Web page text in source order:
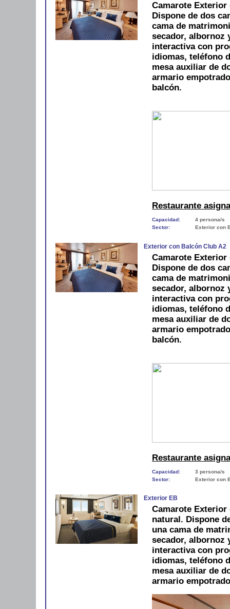
Camarote
Dispone de dos
cama de
secador, albornoz
interactiva con
idiomas, teléfono
mesa auxiliar de
armario
balcón.
Restaurante
Capacidad:
4 persona/s
Sector:
Exterior con
Exterior con Balcón Club A2
Camarote
Dispone de dos
cama de
secador, albornoz
interactiva con
idiomas, teléfono
mesa auxiliar de
armario
balcón.
Restaurante
Capacidad:
3 persona/s
Sector:
Exterior con
Exterior EB
Camarote
natural. Dispone
una cama de
secador, albornoz
interactiva con
idiomas, teléfono
mesa auxiliar de
armario